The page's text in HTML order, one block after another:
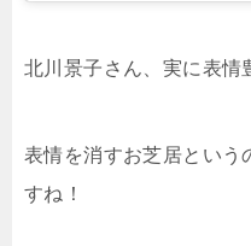
北川景子さん、実に表情
表情を消すお芝居という
すね！